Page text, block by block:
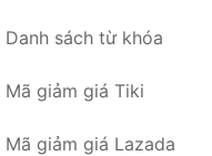
Danh sách từ khóa
Mã giảm giá Tiki
Mã giảm giá Lazada